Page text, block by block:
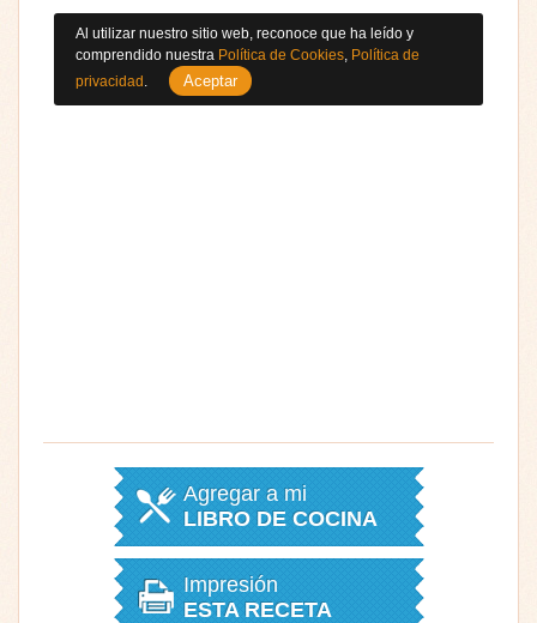
Agregar a mi
LIBRO DE COCINA
Impresión
ESTA RECETA
Al utilizar nuestro sitio web, reconoce que ha leído y
comprendido nuestra Política de Cookies, Política de
privacidad . Aceptar